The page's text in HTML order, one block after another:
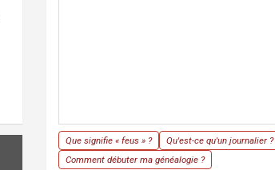
Que signifie « feus » ?
Qu'est-ce qu'un journalier ?
Comment débuter ma généalogie ?